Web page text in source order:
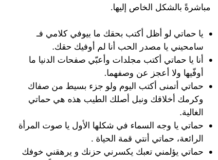
مباشرةً بالشكل الخاص إليها.
يا حماتي لو أظل أكتب بحقك ما بيوفي كلامي فـ
سامحيني يا مصدر الحب أنا لم أوفيك حقك.
أنا يا حماتي أكتب مجلدات وأعبّي صفحات الدنيا ما
أوفّيها ولا أعجز عن وصفهما.
حماتي أتمنى أكتب اليوم ولو جزء بسيط من صفاك
وكرمك أخلاقك ونبل أصلك الطيب هذه هي حماتي
الغالية.
حماتي يا وجه السماء في شكلها الأول يا صوت المرأة
الرائعة، حماتي أنتي قمة الحياة .
حماتي يؤلمني تعبك يكسرني حزنك و يرهقني خوفك